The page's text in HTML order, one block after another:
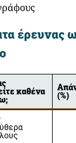
έρευνας
καθένα (%)